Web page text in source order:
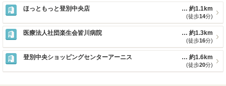
ほっともっと登別中央店 約1.1km
(徒歩14分)
医療法人社団楽生会皆川病院 約1.3km
(徒歩16分)
登別中央ショッピングセンターアーニス 約1.6km
(徒歩20分)